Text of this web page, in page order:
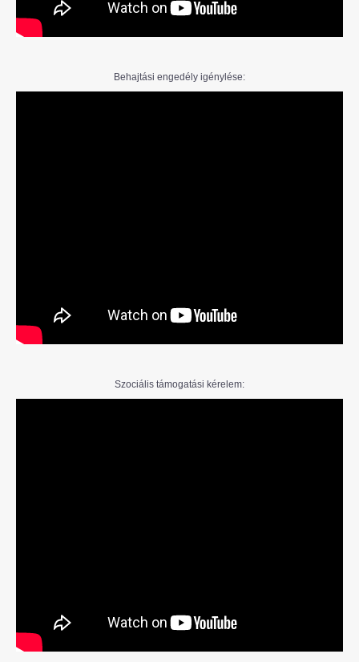
Behajtási engedély igénylése:
Szociális támogatási kérelem: